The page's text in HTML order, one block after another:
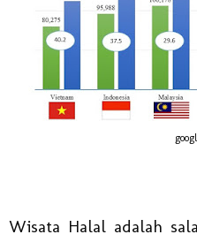
Wisata Halal adalah